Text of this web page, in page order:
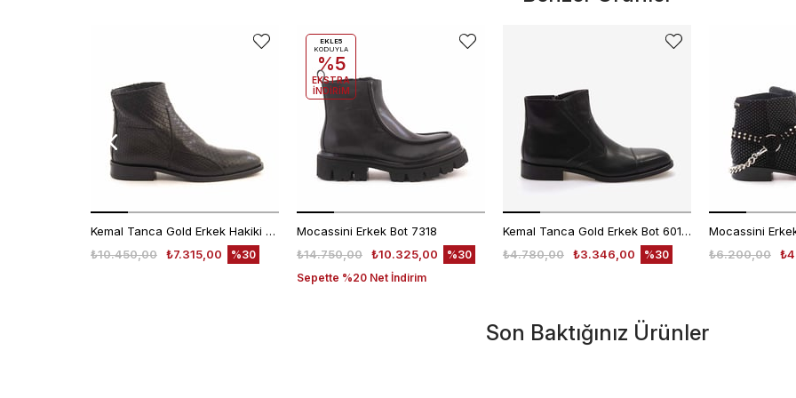
Kemal Tanca Gold Erkek Hakiki Deri Tpu Taban Siyah Bot
₺7.315,00
₺10.450,00 %30
Mocassini Erkek Bot 7318
₺10.325,00
₺14.750,00
Sepette %20 Net İndirim
%30
EKLE5
KODUYLA
%5
EKSTRA
İNDİRİM
Kemal Tanca Gold Erkek Bot 6018-23
₺3.346,00
₺4.780,00 %30 ₺6.200,00
Son Baktığınız Ürünler